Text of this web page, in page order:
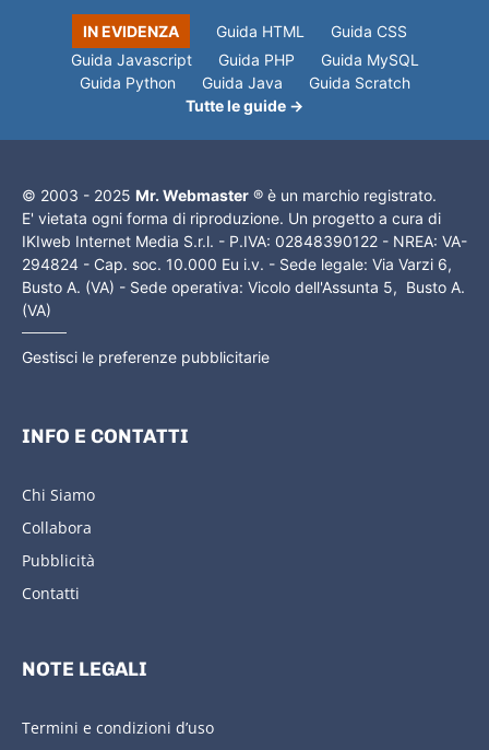
IN EVIDENZA Guida HTML
Guida CSS
Guida Javascript
Guida PHP
Guida MySQL
Guida Python
Guida Java
Guida Scratch
Tutte le guide →
© 2003 - 2025 Mr. Webmaster ® è un marchio registrato.
E' vietata ogni forma di riproduzione. Un progetto a cura di
IKIweb Internet Media S.r.l. - P.IVA: 02848390122 - NREA: VA-
294824 - Cap. soc. 10.000 Eu i.v. - Sede legale: Via Varzi 6,
Busto A. (VA) - Sede operativa: Vicolo dell'Assunta 5, Busto A.
(VA)
Gestisci le preferenze pubblicitarie
INFO E CONTATTI
Chi Siamo
Collabora
Pubblicità
Contatti
NOTE LEGALI
Termini e condizioni d’uso